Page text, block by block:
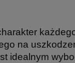
na
idealnym